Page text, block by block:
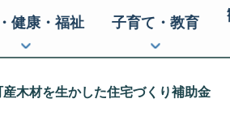
健康・福祉 子育て・教育
産木材を生かした住宅づくり補助金